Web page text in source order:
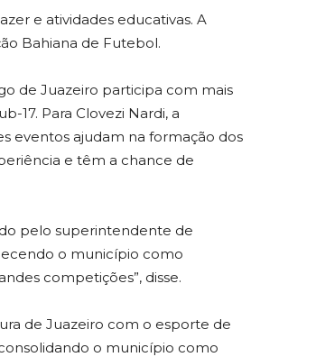
e atividades educativas. A
Bahiana de Futebol.
de Juazeiro participa com mais
17. Para Clovezi Nardi, a
eventos ajudam na formação dos
e têm a chance de
pelo superintendente de
o município como
competições”, disse.
de Juazeiro com o esporte de
o município como